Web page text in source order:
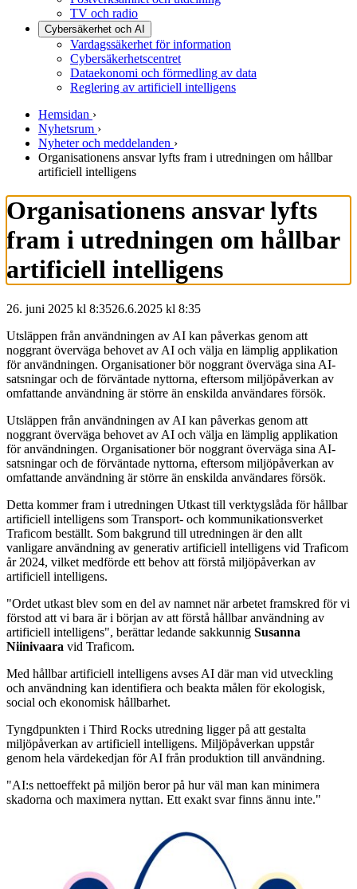
TV och radio
Cybersäkerhet och AI
Vardagssäkerhet för information
Cybersäkerhetscentret
Dataekonomi och förmedling av data
Reglering av artificiell intelligens
Hemsidan ›
Nyhetsrum ›
Nyheter och meddelanden ›
Organisationens ansvar lyfts fram i utredningen om hållbar
artificiell intelligens
Organisationens ansvar lyfts
fram i utredningen om hållbar
artificiell intelligens
26. juni 2025 kl 8:3526.6.2025 kl 8:35
Utsläppen från användningen av AI kan påverkas genom att
noggrant överväga behovet av AI och välja en lämplig applikation
för användningen. Organisationer bör noggrant överväga sina AI-
satsningar och de förväntade nyttorna, eftersom miljöpåverkan av
omfattande användning är större än enskilda användares försök.
Utsläppen från användningen av AI kan påverkas genom att
noggrant överväga behovet av AI och välja en lämplig applikation
för användningen. Organisationer bör noggrant överväga sina AI-
satsningar och de förväntade nyttorna, eftersom miljöpåverkan av
omfattande användning är större än enskilda användares försök.
Detta kommer fram i utredningen Utkast till verktygslåda för hållbar
artificiell intelligens som Transport- och kommunikationsverket
Traficom beställt. Som bakgrund till utredningen är den allt
vanligare användning av generativ artificiell intelligens vid Traficom
år 2024, vilket medförde ett behov att förstå miljöpåverkan av
artificiell intelligens.
"Ordet utkast blev som en del av namnet när arbetet framskred för vi
förstod att vi bara är i början av att förstå hållbar användning av
artificiell intelligens", berättar ledande sakkunnig Susanna
Niinivaara vid Traficom.
Med hållbar artificiell intelligens avses AI där man vid utveckling
och användning kan identifiera och beakta målen för ekologisk,
social och ekonomisk hållbarhet.
Tyngdpunkten i Third Rocks utredning ligger på att gestalta
miljöpåverkan av artificiell intelligens. Miljöpåverkan uppstår
genom hela värdekedjan för AI från produktion till användning.
"AI:s nettoeffekt på miljön beror på hur väl man kan minimera
skadorna och maximera nyttan. Ett exakt svar finns ännu inte."